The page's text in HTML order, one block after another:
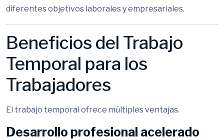
diferentes objetivos laborales y empresariales.
Beneficios del Trabajo
Temporal para los
Trabajadores
El trabajo temporal ofrece múltiples ventajas.
Desarrollo profesional acelerado